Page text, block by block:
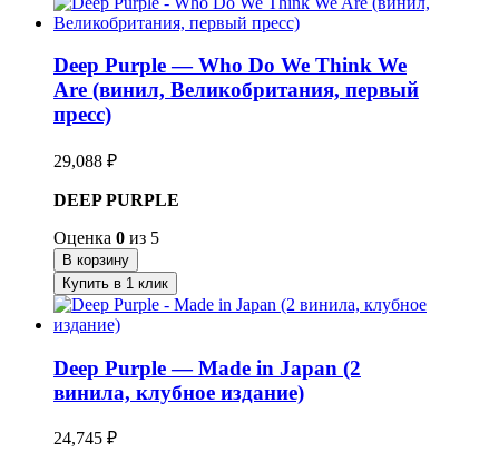
Deep Purple — Who Do We Think We
Are (винил, Великобритания, первый
пресс)
29,088 ₽
DEEP PURPLE
Оценка 0 из 5
В корзину
Купить в 1 клик
Deep Purple — Made in Japan (2
винила, клубное издание)
24,745 ₽